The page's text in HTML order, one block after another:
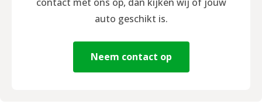
auto geschikt is.
Neem contact op